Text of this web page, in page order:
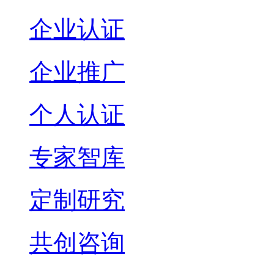
企业认证
企业推广
个人认证
专家智库
定制研究
共创咨询